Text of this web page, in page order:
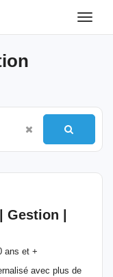
Toggle
Gestion
ans et +
avec plus de